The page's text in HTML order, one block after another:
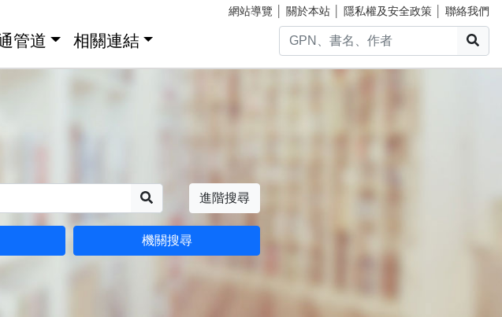
網站導覽 關於本站 隱私權及安全政策 聯絡我們
管道 相關連結
進階搜尋
機關搜尋